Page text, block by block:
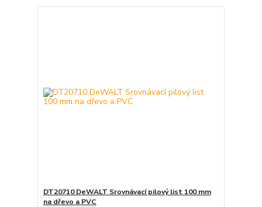
DT20710 DeWALT Srovnávací pilový list 100 mm
na dřevo a PVC